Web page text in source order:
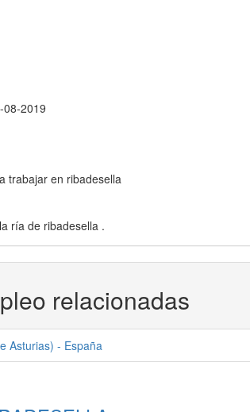
08-2019
trabajar en ribadesella
ría de ribadesella .
relacionadas
Asturias) - España